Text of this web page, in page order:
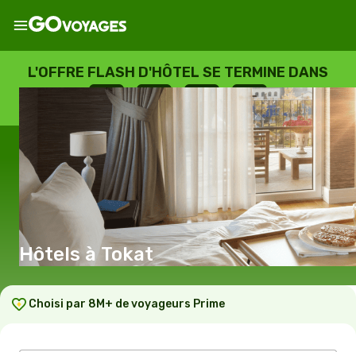
L'OFFRE FLASH D'HÔTEL SE TERMINE DANS
--
JOURS
: --
HEURES
: --
SECONDES
Hôtels à Tokat
Choisi par 8M+ de voyageurs Prime